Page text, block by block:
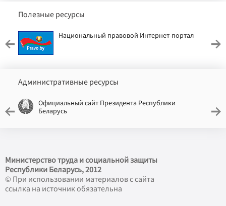
Полезные ресурсы
Национальный правовой Интернет-портал
Административные ресурсы
Официальный сайт Президента Республики
Беларусь
Министерство труда и социальной защиты
Республики Беларусь, 2012
© При использовании материалов с сайта
ссылка на источник обязательна